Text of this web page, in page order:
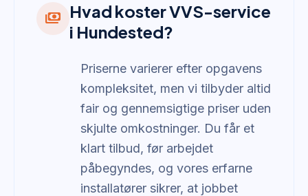
payments Hvad koster VVS-service
i Hundested?
Priserne varierer efter opgavens
kompleksitet, men vi tilbyder altid
fair og gennemsigtige priser uden
skjulte omkostninger. Du får et
klart tilbud, før arbejdet
påbegyndes, og vores erfarne
installatører sikrer, at jobbet